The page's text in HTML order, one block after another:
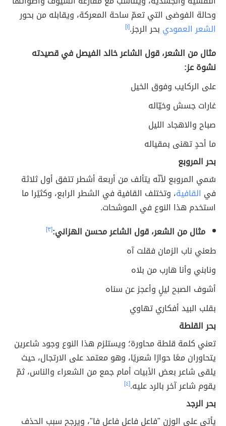
وحالة الفوضى التي تعمّ ساحة المعركة، ويقابله من بحور
الشعر العمودي بحر الرجز.[١]
مثال من الشعر، قول الشاعر خالد الفيصل في قصيدته
نشوة عز:
على الركايب وفوق الخيل
غارات جسش وخيّاله
صباح والاهجاد الليل
ما أحدٍ تهنى بمقياله
بحرالمروبع
سُمي المروبع لأنّه يتألف من أربعة أشطر تتفق أول ثلاثة
في القافية، وتختلف القافية في الشطر الرابع، وكثيًرا ما
استخدم هذا النوع في الموشحات.
مثال من الشعر، قول الشاعر محسن الهزاني:[٣]
طعني ناب الزمان فقلت آه
ونابني وأنا هارب من بلاه
أشوف الصبح ليلٍ وأعجز عن سناه
بقلب البيد أفكاري تهاوي
بحر القلطة
تعني كلمة قلطة محاورة؛ ويستلزم هذا النوع وجود شاعرين
يتحاوران معًا حوارًا شعريًا، وهو معتمد على الارتجال، حيث
يلقى شاعر بعض الأبيات أمام جمع من الشعراء والناس، ثمّ
يقوم شاعر آخر بالرد عليه.[٤]
بحر الرجد
يأتي على الوزن "فاعل فاعل فاعل فا"، ويرجح سبب الحذف